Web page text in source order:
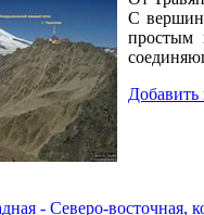
С
простым
Добавить
- Северо-восточная,